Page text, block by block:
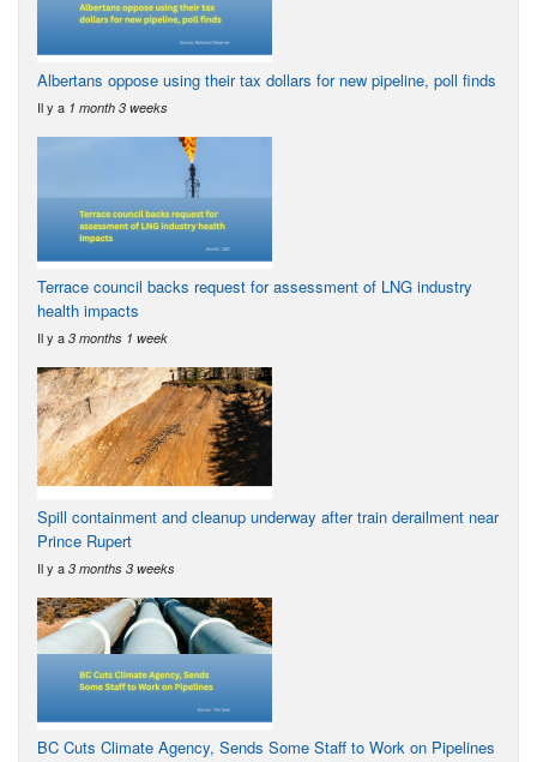
Albertans oppose using their tax dollars for new pipeline, poll finds
Il y a 1 month 3 weeks
Terrace council backs request for assessment of LNG industry
health impacts
Il y a 3 months 1 week
Spill containment and cleanup underway after train derailment near
Prince Rupert
Il y a 3 months 3 weeks
BC Cuts Climate Agency, Sends Some Staff to Work on Pipelines